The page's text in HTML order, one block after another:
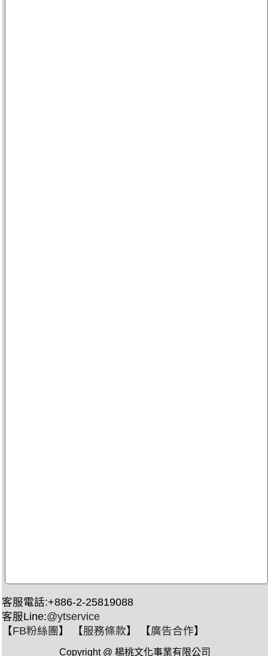
客服電話:+886-2-25819088
客服Line:@ytservice
【FB粉絲團 】 【服務條款】 【廣告合作】
Copyright @ 楊桃文化事業有限公司